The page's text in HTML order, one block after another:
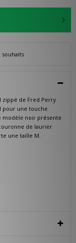
souhaits
zippé de Fred Perry
pour une touche
modèle noir présente
de laurier
une taille M.